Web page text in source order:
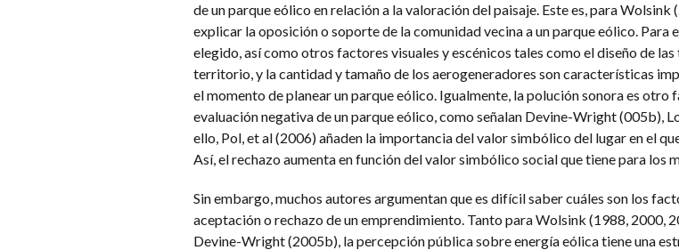
de un parque eólico en relación a la valoración del paisaje. Este es, para
explicar la oposición o soporte de la comunidad vecina a un parque eólico. Para
elegido, así como otros factores visuales y escénicos tales como el diseño de
territorio, y la cantidad y tamaño de los aerogeneradores son características
el momento de planear un parque eólico. Igualmente, la polución sonora es otro
evaluación negativa de un parque eólico, como señalan Devine-Wright (005b),
ello, Pol, et al (2006) añaden la importancia del valor simbólico del lugar en el
Así, el rechazo aumenta en función del valor simbólico social que tiene para los
Sin embargo, muchos autores argumentan que es difícil saber cuáles son los
aceptación o rechazo de un emprendimiento. Tanto para Wolsink (1988, 2000,
Devine-Wright (2005b), la percepción pública sobre energía eólica tiene una